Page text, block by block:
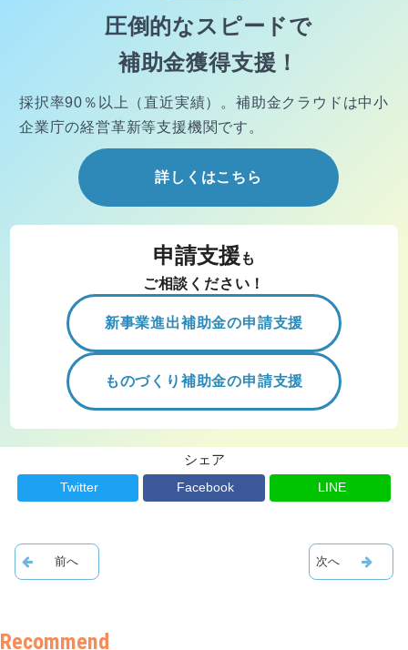
圧倒的なスピードで
補助金獲得支援！
採択率90％以上（直近実績）。 補助金クラウドは中小
企業庁の経営革新等支援機関です。
詳しくはこちら
申請支援 も
ご相談ください！
新事業進出補助金の申請支援
ものづくり補助金の申請支援
シェア
Twitter Facebook LINE